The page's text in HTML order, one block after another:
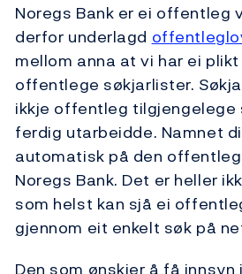
Noregs Bank er ei offentleg
derfor underlagd
mellom anna at vi har ei
offentlege søkjarlister.
ikkje offentleg tilgjengelege
ferdig utarbeidde. Namnet
automatisk på den
Noregs Bank. Det er heller
som helst kan sjå ei
gjennom eit enkelt søk på